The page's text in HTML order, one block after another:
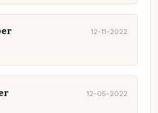
12-11-2022
12-05-2022